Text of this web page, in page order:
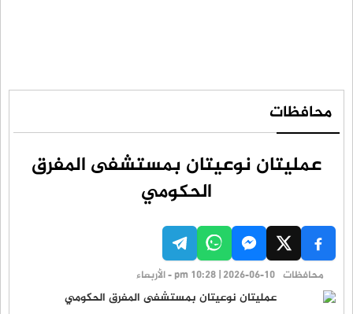
محافظات
عمليتان نوعيتان بمستشفى المفرق
الحكومي
محافظات pm 10:28 | 2026-06-10 - الأربعاء